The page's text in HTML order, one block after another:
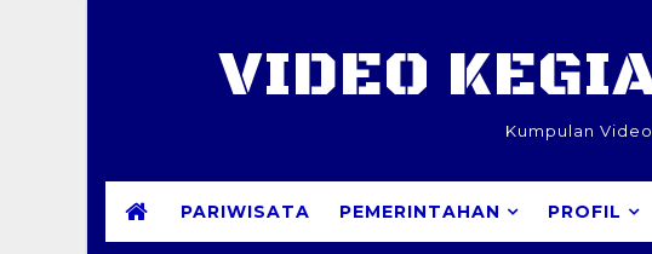
VIDEO
Kumpulan
PARIWISATA PEMERINTAHAN PROFIL